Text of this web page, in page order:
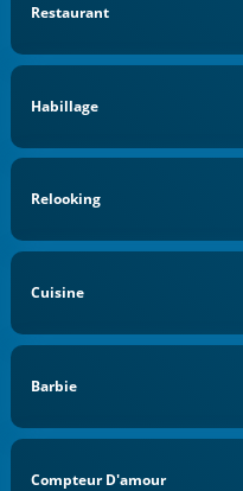
Restaurant
Habillage
Relooking
Cuisine
Barbie
Compteur D'amour